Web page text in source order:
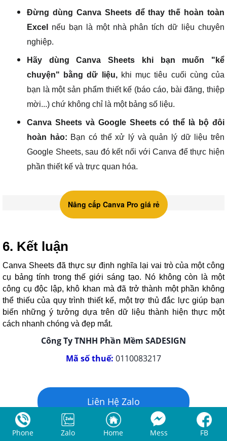
Đừng dùng Canva Sheets để thay thế hoàn toàn
Excel
nếu bạn là một nhà phân tích dữ liệu chuyên
nghiệp.
Hãy dùng Canva Sheets khi bạn muốn "kể
chuyện" bằng dữ liệu,khi mục tiêu cuối cùng của
bạn là một sản phẩm thiết kế (báo cáo, bài đăng, thiệp
mời...) chứ không chỉ là một bảng số liệu.
Canva Sheets và Google Sheets có thể là bộ đôi
hoàn hảo: Bạn có thể xử lý và quản lý dữ liệu trên
Google Sheets, sau đó kết nối với Canva để thực hiện
phần thiết kế và trực quan hóa.
Nâng cấp Canva Pro giá rẻ
6. Kết luận
Canva Sheets đã thực sự định nghĩa lại vai trò của một công
cụ bảng tính trong thế giới sáng tạo. Nó không còn là một
công cụ độc lập, khô khan mà đã trở thành một phần không
thể thiếu của quy trình thiết kế, một trợ thủ đắc lực giúp bạn
biến những ý tưởng dựa trên dữ liệu thành hiện thực một
cách nhanh chóng và đẹp mắt.
Công Ty TNHH Phần Mềm SADESIGN
Mã số thuế: 0110083217
Liên Hệ Zalo
Liên Hệ Hotline
Phone Zalo Home Mess FB